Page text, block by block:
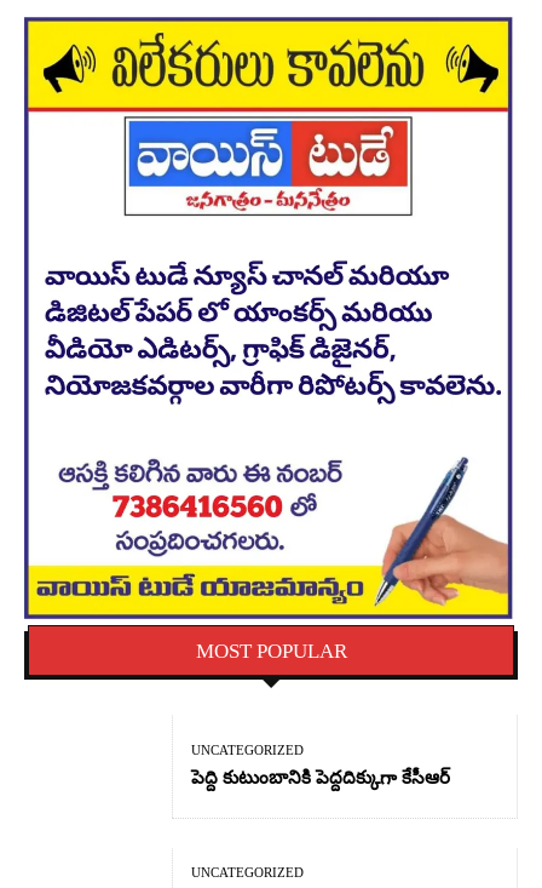
MOST POPULAR
UNCATEGORIZED
పెద్ది కుటుంబానికి పెద్దదిక్కుగా కేసీఆర్
UNCATEGORIZED